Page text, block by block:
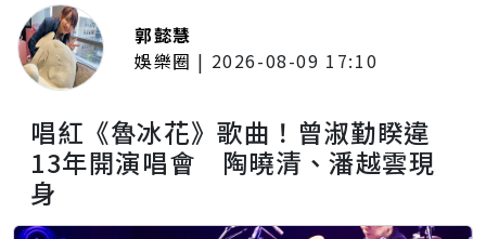
郭懿慧
娛樂圈 | 2026-08-09 17:10
唱紅《魯冰花》歌曲！曾淑勤睽違
13年開演唱會 陶曉清、潘越雲現
身